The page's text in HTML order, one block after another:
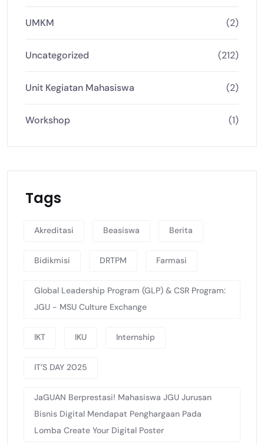
UMKM (2)
Uncategorized (212)
Unit Kegiatan Mahasiswa (2)
Workshop (1)
Tags
Akreditasi Beasiswa Berita
Bidikmisi DRTPM Farmasi
Global Leadership Program (GLP) & CSR Program:
JGU - MSU Culture Exchange
IKT IKU Internship
IT’S DAY 2025
JaGUAN Berprestasi! Mahasiswa JGU Jurusan
Bisnis Digital Mendapat Penghargaan Pada
Lomba Create Your Digital Poster